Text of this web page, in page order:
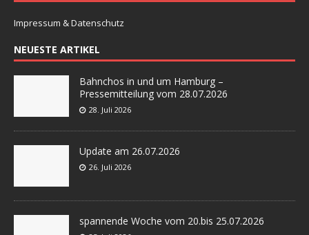
Impressum & Datenschutz
NEUESTE ARTIKEL
Bahnchos in und um Hamburg –
Pressemitteilung vom 28.07.2026
28. Juli 2026
Update am 26.07.2026
26. Juli 2026
spannende Woche vom 20.bis 25.07.2026